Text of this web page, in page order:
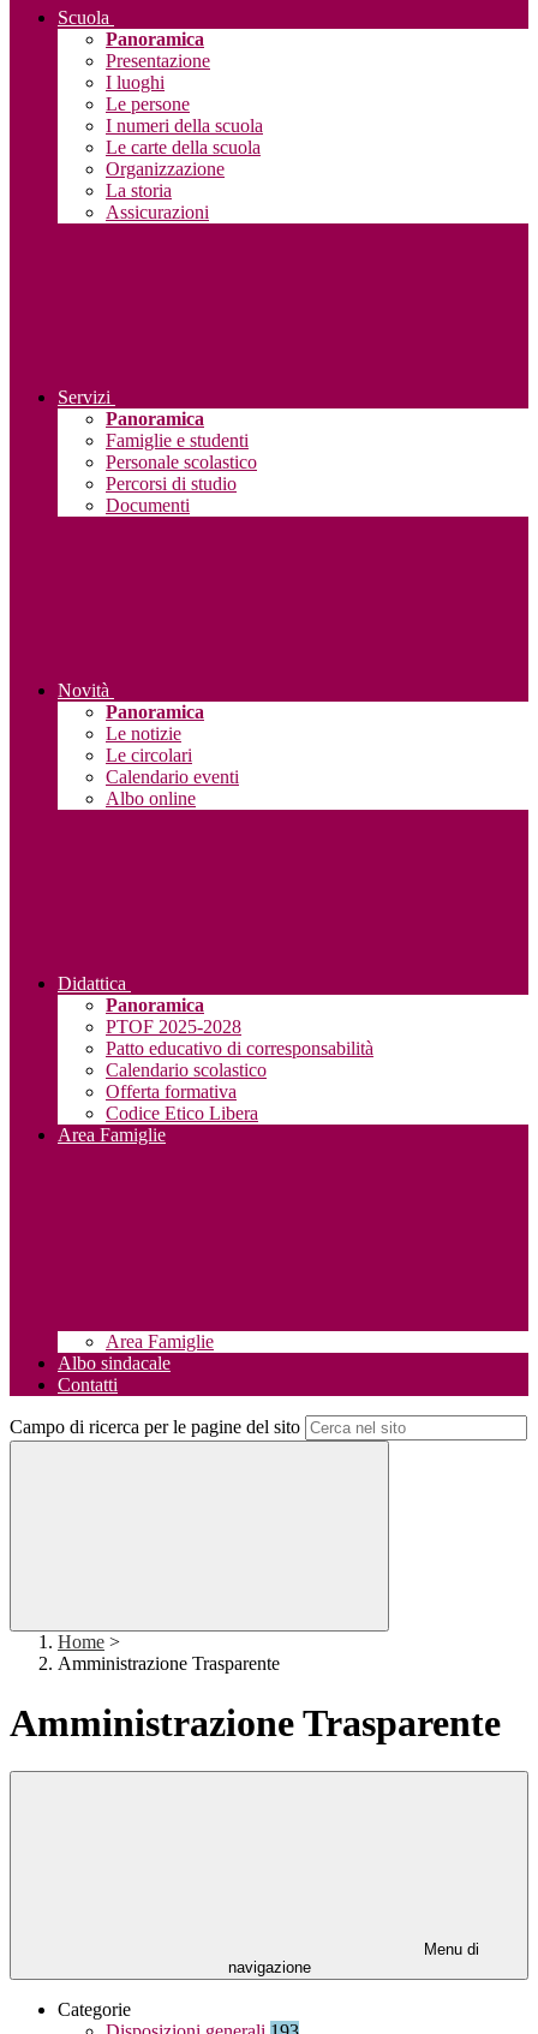
Scuola
Panoramica
Presentazione
I luoghi
Le persone
I numeri della scuola
Le carte della scuola
Organizzazione
La storia
Assicurazioni
Servizi
Panoramica
Famiglie e studenti
Personale scolastico
Percorsi di studio
Documenti
Novità
Panoramica
Le notizie
Le circolari
Calendario eventi
Albo online
Didattica
Panoramica
PTOF 2025-2028
Patto educativo di corresponsabilità
Calendario scolastico
Offerta formativa
Codice Etico Libera
Area Famiglie
Area Famiglie
Albo sindacale
Contatti
Campo di ricerca per le pagine del sito
Home >
Amministrazione Trasparente
Amministrazione Trasparente
Menu di
navigazione
Categorie